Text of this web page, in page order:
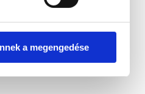
a megengedése